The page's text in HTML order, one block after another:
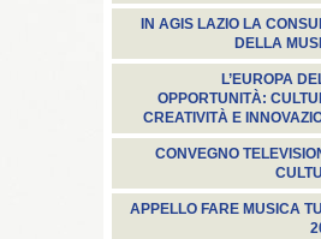
IN AGIS LAZIO LA
DELLA
L’EUROPA
OPPORTUNITÀ:
CREATIVITÀ E
CONVEGNO
APPELLO FARE MUSICA